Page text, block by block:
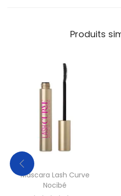
Produits
Mascara Lash Curve
Nocibé